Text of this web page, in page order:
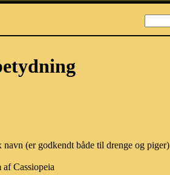
navn (er godkendt både til drenge og piger)
Cassiopeia